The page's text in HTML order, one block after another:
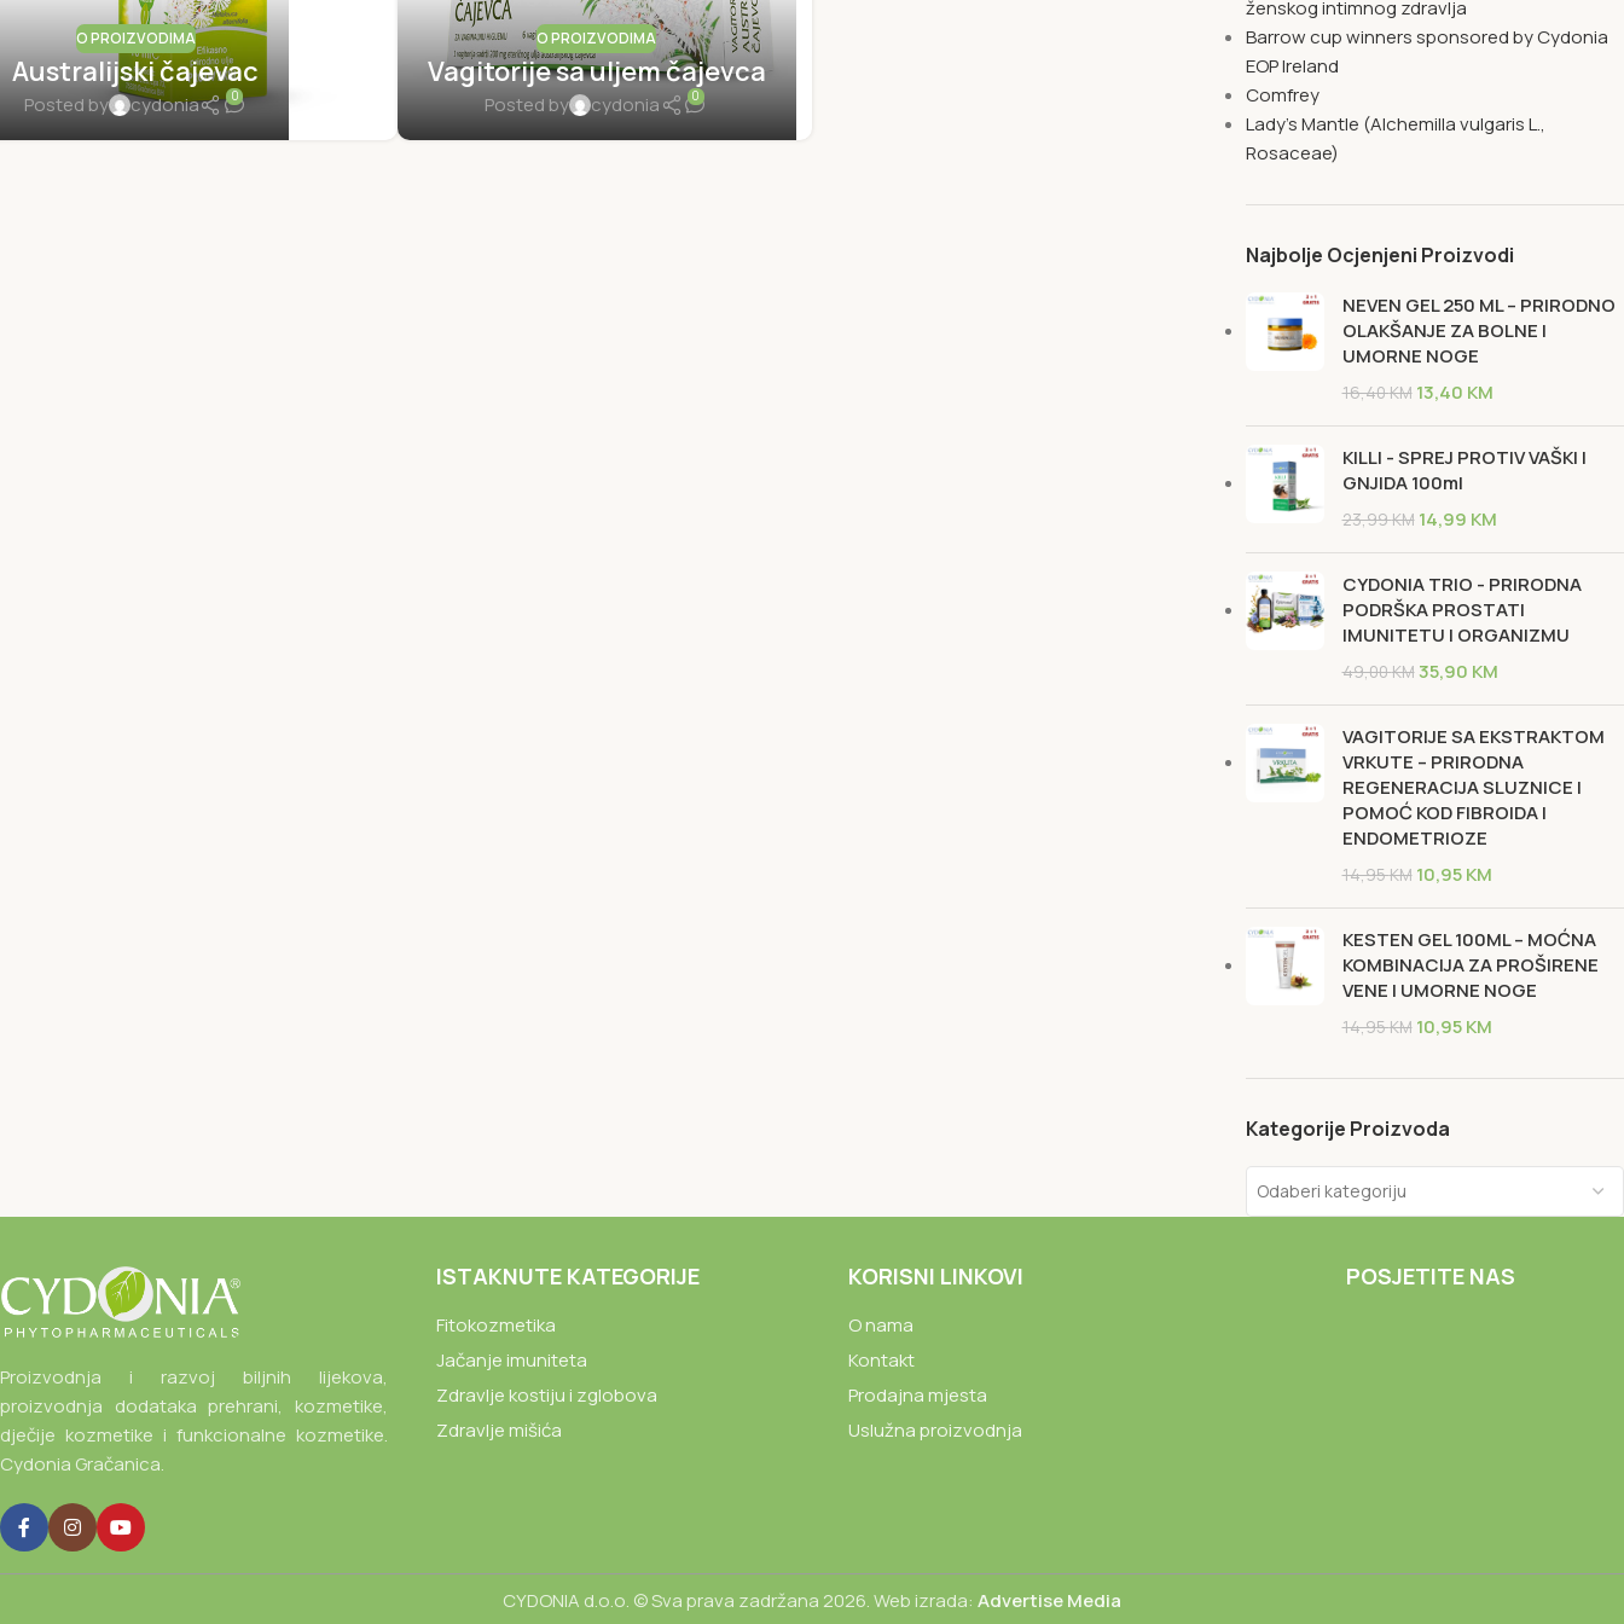
O PROIZVODIMA
Australijski čajevac
Posted by cydonia 0
O PROIZVODIMA
Vagitorije sa uljem čajevca
Posted by cydonia 0
ženskog intimnog zdravlja
Barrow cup winners sponsored by Cydonia
EOP Ireland
Comfrey
Lady's Mantle (Alchemilla vulgaris L.,
Rosaceae)
Najbolje Ocjenjeni Proizvodi
NEVEN GEL 250 ML – PRIRODNO
OLAKŠANJE ZA BOLNE I
UMORNE NOGE
16,40KM 13,40 KM
KILLI - SPREJ PROTIV VAŠKI I
GNJIDA 100ml
23,99KM 14,99 KM
CYDONIA TRIO - PRIRODNA
PODRŠKA PROSTATI
IMUNITETU I ORGANIZMU
49,00KM35,90 KM
VAGITORIJE SA EKSTRAKTOM
VRKUTE – PRIRODNA
REGENERACIJA SLUZNICE I
POMOĆ KOD FIBROIDA I
ENDOMETRIOZE
14,95KM 10,95KM
KESTEN GEL 100ML – MOĆNA
KOMBINACIJA ZA PROŠIRENE
VENE I UMORNE NOGE
14,95KM 10,95KM
Kategorije Proizvoda
Odaberi kategoriju
Proizvodnja i razvoj biljnih lijekova,
proizvodnja dodataka prehrani, kozmetike,
dječije kozmetike i funkcionalne kozmetike.
Cydonia Gračanica.
ISTAKNUTE KATEGORIJE
Fitokozmetika
Jačanje imuniteta
Zdravlje kostiju i zglobova
Zdravlje mišića
KORISNI LINKOVI
O nama
Kontakt
Prodajna mjesta
Uslužna proizvodnja
POSJETITE NAS
CYDONIA d.o.o. © Sva prava zadržana 2026. Web izrada: Advertise Media